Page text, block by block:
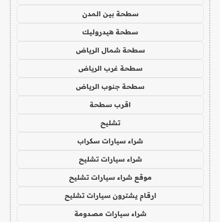
سطحة بين المدن
سطحة هيدروليك
سطحة شمال الرياض
سطحة غرب الرياض
سطحة جنوب الرياض
اقرب سطحة
تشليح
شراء سيارات سكراب
شراء سيارات تشليح
موقع شراء سيارات تشليح
ارقام يشترون سيارات تشليح
شراء سيارات مصدومة